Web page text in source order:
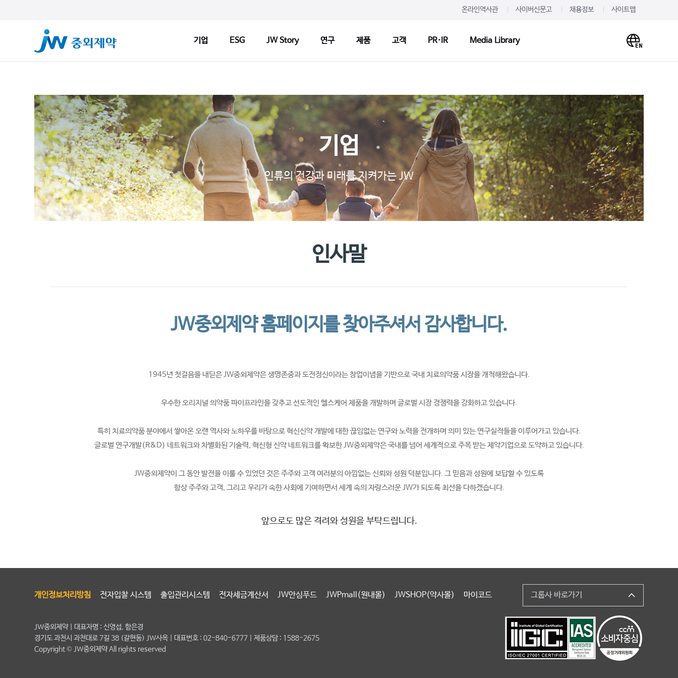
온라인역사관 사이버신문고 채용정보 사이트맵
기업 ESG JW Story 연구 제품 고객 PR·IR Media Library
인사말
회사소개
창업정신
생산시설
JW Promise
JW WAY
연혁
환경적 지속가능성
사회적 지속가능성
지배구조
JW Now
Health&Tech
JW Brand
ESG News
연구정책
연구센터
기반기술
파이프라인
연구 네트워크
제품검색
판매약국 찾기
허가변경알림
자주 묻는 질문
CCM 인사말
CCM 소개
CCM 선언문
제품개선사례
고객문의
1:1 문의하기
프레스룸
JW를 주목하다
알려드립니다
재무정보
주가·공시
IR 신청
IR문의하기
이미지
영상
기업
인류의 건강과 미래를 지켜가는 JW
인사말
JW중외제약 홈페이지를 찾아주셔서 감사합니다.
1945년 첫걸음을 내딛은 JW중외제약은 생명존중과 도전정신이라는 창업이념을 기반으로 국내 치료의약품 시장을 개척해왔습니다.
우수한 오리지널 의약품 파이프라인을 갖추고 선도적인 헬스케어 제품을 개발하며 글로벌 시장 경쟁력을 강화하고 있습니다.
특히 치료의약품 분야에서 쌓아온 오랜 역사와 노하우를 바탕으로 혁신신약 개발에 대한 끊임없는 연구와 노력을 전개하며 의미 있는 연구실적들을 이루어가고 있습니다.
글로벌 연구개발(R&D) 네트워크와 차별화된 기술력, 혁신형 신약 네트워크를 확보한 JW중외제약은 국내를 넘어 세계적으로 주목 받는 제약기업으로 도약하고 있습니다.
JW중외제약이 그 동안 발전을 이룰 수 있었던 것은 주주와 고객 여러분의 아낌없는 신뢰와 성원 덕분입니다. 그 믿음과 성원에 보답할 수 있도록
항상 주주와 고객, 그리고 우리가 속한 사회에 기여하면서 세계 속의 자랑스러운 JW가 되도록 최선을 다하겠습니다.
앞으로도 많은 격려와 성원을 부탁드립니다.
그룹사 바로가기
개인정보처리방침 전자입찰 시스템 출입관리시스템 전자세금계산서 JW안심푸드 JWPmall(원내몰) JWSHOP(약사몰) 마이코드
JW중외제약 | 대표자명 : 신영섭, 함은경
경기도 과천시 과천대로 7길 38 (갈현동) JW사옥 | 대표번호 : 02-840-6777 | 제품상담 : 1588-2675
Copyright © JW중외제약 All rights reserved